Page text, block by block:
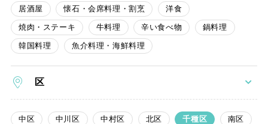
居酒屋 懐石・会席料理・割烹 洋食
焼肉・ステーキ 牛料理 辛い食べ物 鍋料理
韓国料理 魚介料理・海鮮料理
区
中区 中川区 中村区 北区 千種区 南区